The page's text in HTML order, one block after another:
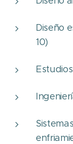
Diseño
10)